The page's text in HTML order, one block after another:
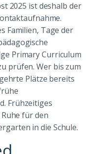
2025 ist deshalb der
Familien, Tage der
Primary Curriculum
prüfen. Wer bis zum
Plätze bereits
Frühzeitiges
für den
in die Schule.